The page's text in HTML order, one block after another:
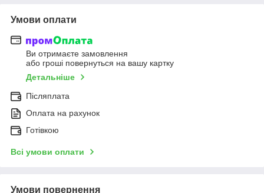
Умови оплати
Ви отримаєте замовлення
або гроші повернуться на вашу картку
Детальніше
Післяплата
Оплата на рахунок
Готівкою
Всі умови оплати
Умови повернення